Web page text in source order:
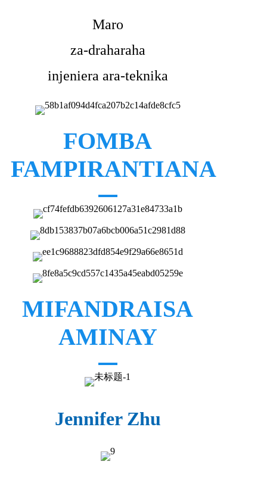
Maro
za-draharaha
injeniera ara-teknika
FOMBA
FAMPIRANTIANA
MIFANDRAISA
AMINAY
Jennifer Zhu